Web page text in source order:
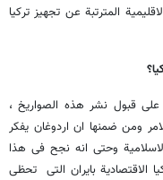
المترتبة عن تجهیز ترکیا
على قبول نشر هذه الصواریخ ،
ومن ضمنها ان اردوغان یفکر
وحتى انه نجح فی هذا
الاقتصادیة بایران التی تحظى